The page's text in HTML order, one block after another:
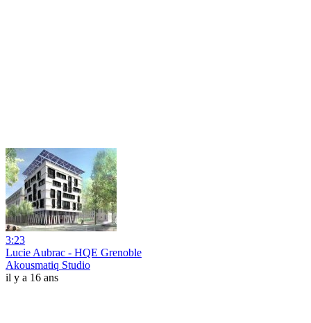
3:23
Lucie Aubrac - HQE Grenoble
Akousmatiq Studio
il y a 16 ans